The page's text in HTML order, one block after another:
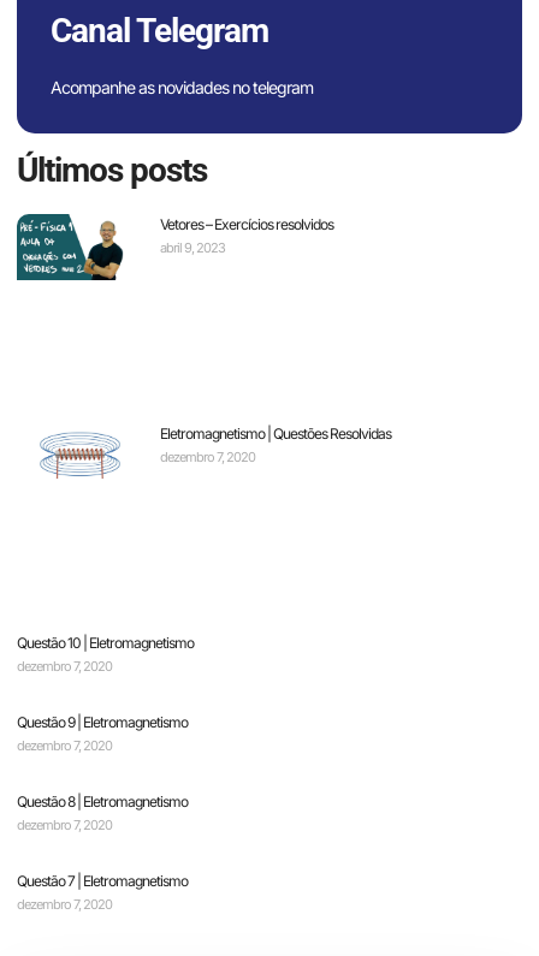
Canal Telegram
Acompanhe as novidades no telegram
Últimos posts
Vetores – Exercícios resolvidos
abril 9, 2023
Eletromagnetismo | Questões Resolvidas
dezembro 7, 2020
Questão 10 | Eletromagnetismo
dezembro 7, 2020
Questão 9 | Eletromagnetismo
dezembro 7, 2020
Questão 8 | Eletromagnetismo
dezembro 7, 2020
Questão 7 | Eletromagnetismo
dezembro 7, 2020